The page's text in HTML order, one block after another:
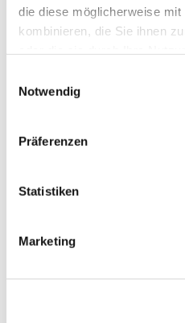
die diese möglicherweise
kombinieren, die Sie ihnen
Notwendig
Präferenzen
Statistiken
Marketing
Analyse, Engineering
Projekte bilden
Simulationen, die darauf
zu definieren und die